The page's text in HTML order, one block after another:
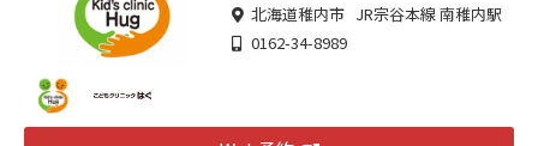
北海道稚内市 JR宗谷本線 南稚内駅
0162-34-8989